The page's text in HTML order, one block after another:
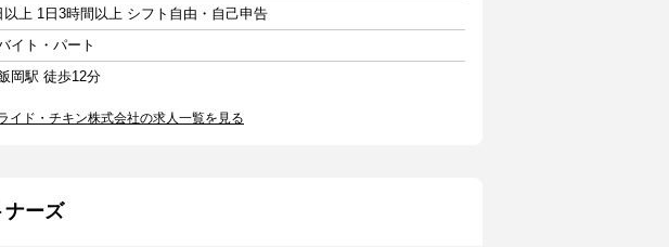
以上 1日3時間以上 シフト自由・自己申告
イト・パート
岡駅 徒歩12分
イド・チキン株式会社の求人一覧を見る
ナーズ